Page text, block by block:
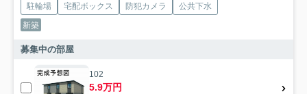
駐輪場 宅配ボックス 防犯カメラ
公共下水
新築
募集中の部屋
102
5.9万円